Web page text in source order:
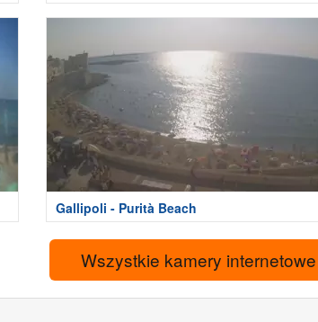
Gallipoli - Purità Beach
Wszystkie kamery internetowe